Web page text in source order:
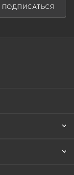
ПОДПИСАТЬСЯ